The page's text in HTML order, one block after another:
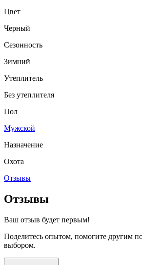
Цвет
Черный
Сезонность
Зимний
Утеплитель
Без утеплителя
Пол
Мужской
Назначение
Охота
Отзывы
Отзывы
Ваш отзыв будет первым!
Поделитесь опытом, помогите другим
выбором.